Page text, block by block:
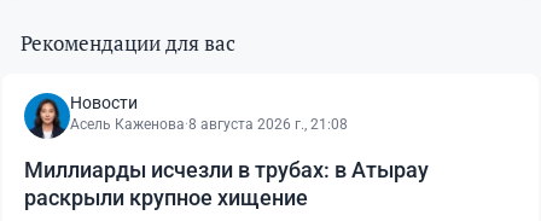
Рекомендации для вас
Новости
Асель Каженова·8 августа 2026 г., 21:08
Миллиарды исчезли в трубах: в Атырау
раскрыли крупное хищение